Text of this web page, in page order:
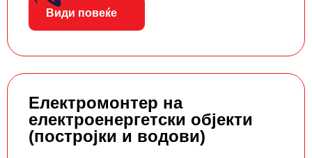
Види повеќе
Електромонтер на
електроенергетски објекти
(постројки и водови)